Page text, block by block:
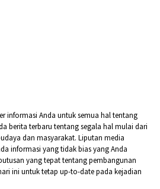
informasi Anda untuk semua hal tentang
berita terbaru tentang segala hal mulai dari
dan masyarakat. Liputan media
informasi yang tidak bias yang Anda
yang tepat tentang pembangunan
ini untuk tetap up-to-date pada kejadian